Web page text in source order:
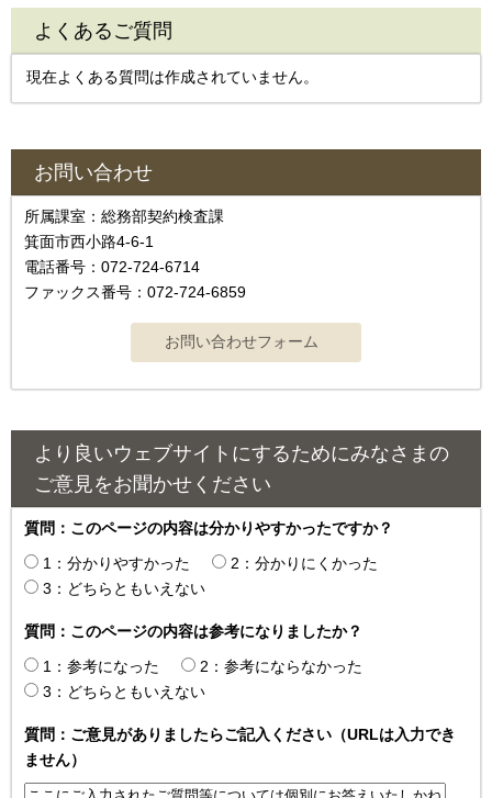
よくあるご質問
現在よくある質問は作成されていません。
お問い合わせ
所属課室：総務部契約検査課
箕面市西小路4‐6‐1
電話番号：072-724-6714
ファックス番号：072-724-6859
より良いウェブサイトにするためにみなさまの
ご意見をお聞かせください
質問：このページの内容は分かりやすかったですか？
1：分かりやすかった
2：分かりにくかった
3：どちらともいえない
質問：このページの内容は参考になりましたか？
1：参考になった
2：参考にならなかった
3：どちらともいえない
質問：ご意見がありましたらご記入ください（URLは入力でき
ません）